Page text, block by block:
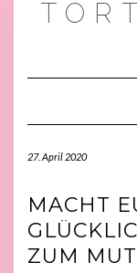
27. April 2020
MACHT
ZUM